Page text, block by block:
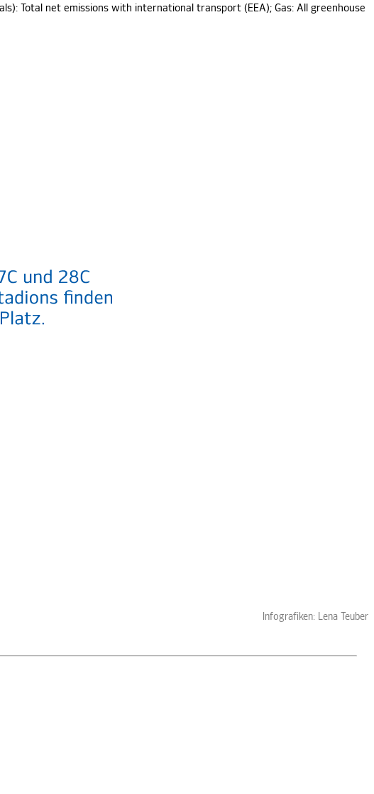
Total net emissions with international transport (EEA); Gas: All greenhouse
Infografiken: Lena Teuber